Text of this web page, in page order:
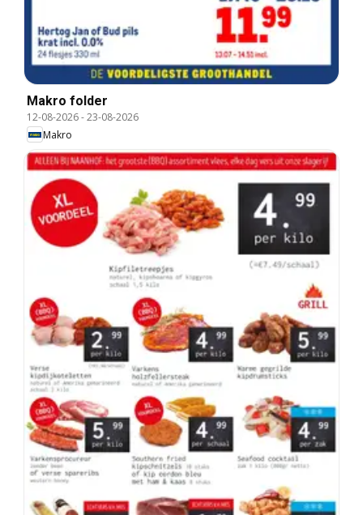
Makro folder
12-08-2026-23-08-2026
Makro